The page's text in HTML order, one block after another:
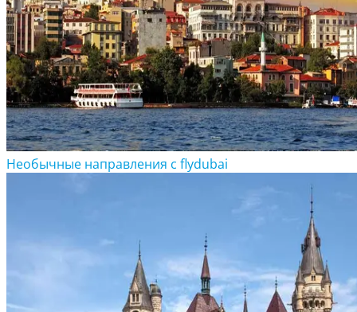
Необычные направления с flydubai